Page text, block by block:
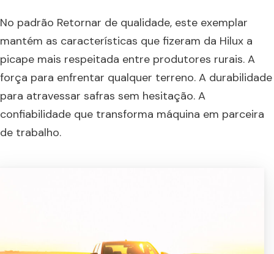
No padrão Retornar de qualidade, este exemplar
mantém as características que fizeram da Hilux a
picape mais respeitada entre produtores rurais. A
força para enfrentar qualquer terreno. A durabilidade
para atravessar safras sem hesitação. A
confiabilidade que transforma máquina em parceira
de trabalho.